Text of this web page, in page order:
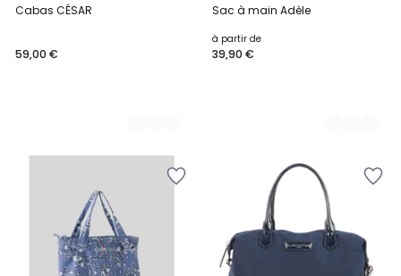
Cabas CÉSAR
59,00 €
Couleurs
Sac à main Adèle
à partir de
39,90 €
Couleurs